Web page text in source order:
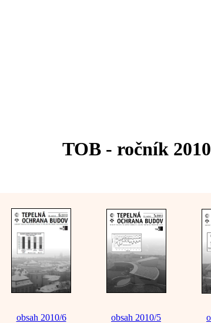
TOB - ročník 2010
obsah 2010/6 obsah 2010/5